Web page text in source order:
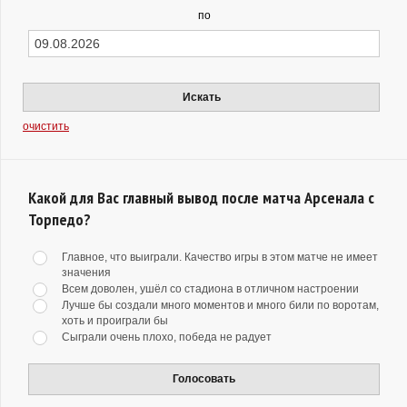
по
Искать
очистить
Какой для Вас главный вывод после матча Арсенала с
Торпедо?
Главное, что выиграли. Качество игры в этом матче не имеет
значения
Всем доволен, ушёл со стадиона в отличном настроении
Лучше бы создали много моментов и много били по воротам,
хоть и проиграли бы
Сыграли очень плохо, победа не радует
Голосовать